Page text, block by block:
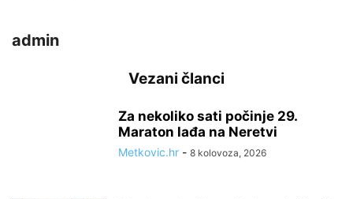
admin
Vezani članci
Za nekoliko sati počinje 29.
Maraton lađa na Neretvi
Metkovic.hr - 8 kolovoza, 2026